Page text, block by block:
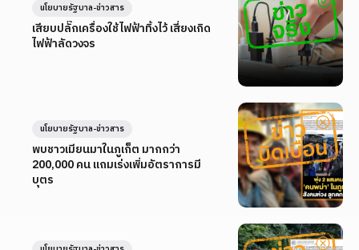
เสียบปลั๊กเครื่องใช้ไฟฟ้าทิ้งไว้ เสี่ยงเกิด
ไฟฟ้าลัดวงจร
นโยบายรัฐบาล-ข่าวสาร
พบชาวเมียนมาในภูเก็ต มากกว่า
200,000 คน แถมเร่งเพิ่มอัตราการมี
บุตร
นโยบายรัฐบาล-ข่าวสาร